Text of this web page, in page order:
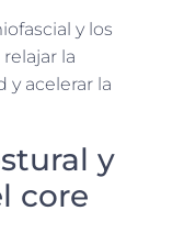
y los
la
y acelerar la
y
core